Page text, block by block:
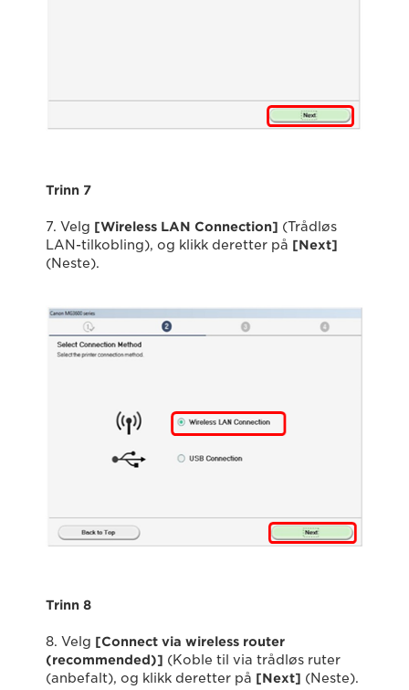
Trinn 7
7. Velg [Wireless LAN Connection] (Trådløs
LAN-tilkobling), og klikk deretter på [Next]
(Neste).
Trinn 8
8. Velg [Connect via wireless router
(recommended)] (Koble til via trådløs ruter
(anbefalt), og klikk deretter på [Next] (Neste).